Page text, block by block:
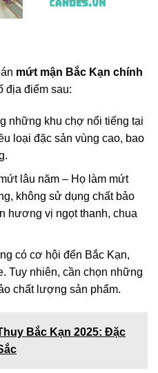
mứt mận Bắc Kạn chính
địa điểm sau:
những khu chợ nổi tiếng tại
loại đặc sản vùng cao, bao
lâu năm – Họ làm mứt
không sử dụng chất bảo
hương vị ngọt thanh, chua
có cơ hội đến Bắc Kạn,
Tuy nhiên, cần chọn những
chất lượng sản phẩm.
Bắc Kạn 2025: Đặc